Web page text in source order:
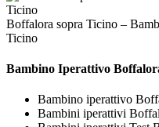
Boffalora sopra Ticino –
Ticino
Bambino Iperattivo
Bambino iperattivo
Bambini iperattivi